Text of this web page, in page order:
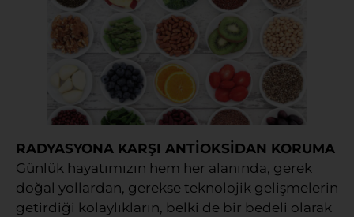
RADYASYONA KARŞI ANTİOKSİDAN KORUMA
Günlük hayatımızın hem her alanında, gerek
doğal yollardan, gerekse teknolojik gelişmelerin
getirdiği kolaylıkların, belki de bir bedeli olarak